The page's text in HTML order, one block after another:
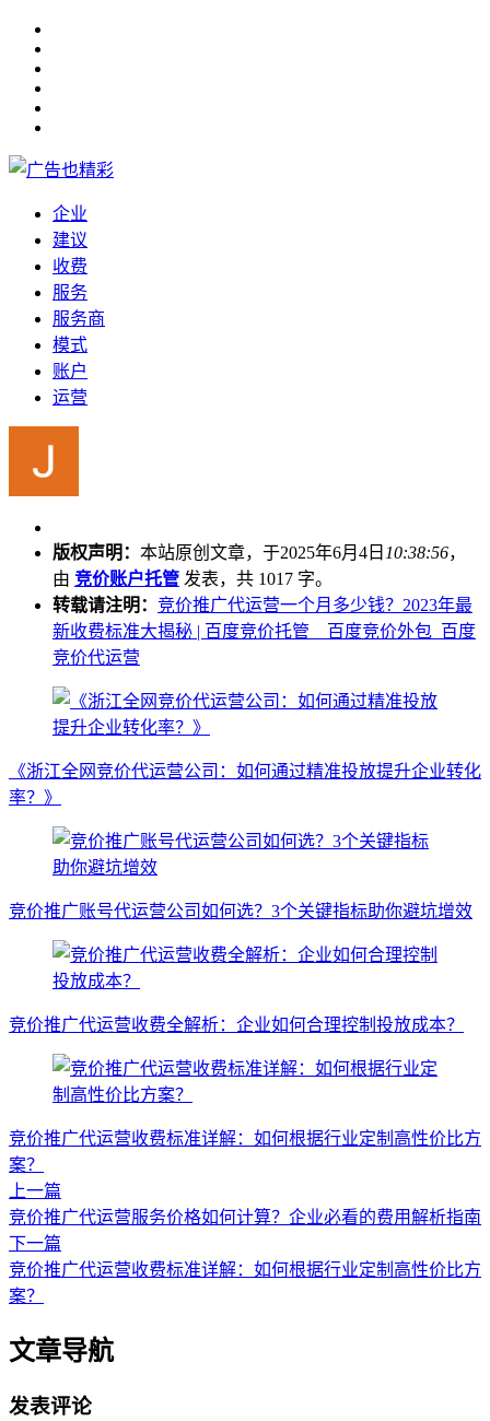
企业
建议
收费
服务
服务商
模式
账户
运营
版权声明： 本站原创文章，于2025年6月4日 10:38:56，
由 竞价账户托管 发表，共 1017 字。
转载请注明： 竞价推广代运营一个月多少钱？2023年最
新收费标准大揭秘 | 百度竞价托管__百度竞价外包_百度
竞价代运营
《浙江全网竞价代运营公司：如何通过精准投放提升企业转化
率？》
竞价推广账号代运营公司如何选？3个关键指标助你避坑增效
竞价推广代运营收费全解析：企业如何合理控制投放成本？
竞价推广代运营收费标准详解：如何根据行业定制高性价比方
案？
上一篇
竞价推广代运营服务价格如何计算？企业必看的费用解析指南
下一篇
竞价推广代运营收费标准详解：如何根据行业定制高性价比方
案？
文章导航
发表评论